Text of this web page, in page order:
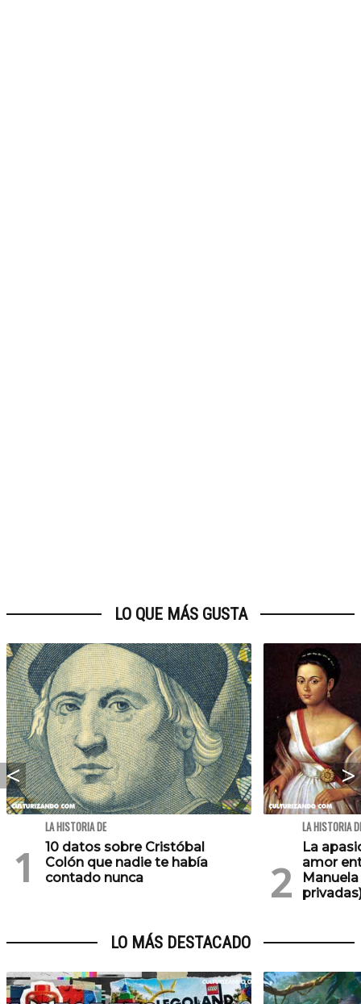
LO QUE MÁS GUSTA
LA HISTORIA DE
10 datos sobre Cristóbal
Colón que nadie te había
contado nunca
LA HISTORIA
La
amor
LO MÁS DESTACADO